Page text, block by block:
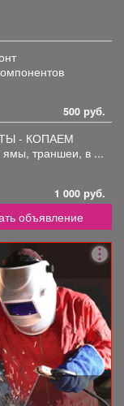
500 руб.
- КОПАЕМ
ямы, траншеи, в ...
1 000 руб.
объявление